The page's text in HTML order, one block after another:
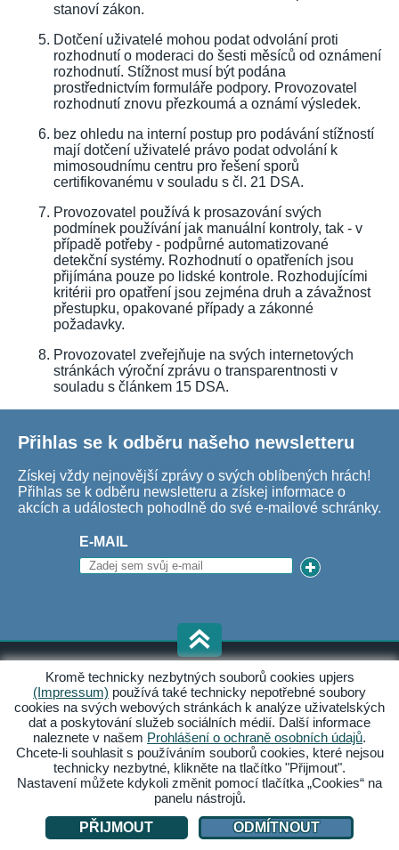
stanoví zákon.
Dotčení uživatelé mohou podat odvolání proti
rozhodnutí o moderaci do šesti měsíců od oznámení
rozhodnutí. Stížnost musí být podána
prostřednictvím formuláře podpory. Provozovatel
rozhodnutí znovu přezkoumá a oznámí výsledek.
bez ohledu na interní postup pro podávání stížností
mají dotčení uživatelé právo podat odvolání k
mimosoudnímu centru pro řešení sporů
certifikovanému v souladu s čl. 21 DSA.
Provozovatel používá k prosazování svých
podmínek používání jak manuální kontroly, tak - v
případě potřeby - podpůrné automatizované
detekční systémy. Rozhodnutí o opatřeních jsou
přijímána pouze po lidské kontrole. Rozhodujícími
kritérii pro opatření jsou zejména druh a závažnost
přestupku, opakované případy a zákonné
požadavky.
Provozovatel zveřejňuje na svých internetových
stránkách výroční zprávu o transparentnosti v
souladu s článkem 15 DSA.
Přihlas se k odběru našeho newsletteru
Získej vždy nejnovější zprávy o svých oblíbených hrách!
Přihlas se k odběru newsletteru a získej informace o
akcích a událostech pohodlně do své e-mailové schránky.
E-MAIL
SLEDUJ NÁS
Příběhy, postřehy a další!
SPOLEČNOST
Kromě technicky nezbytných souborů cookies upjers
(Impressum) používá také technicky nepotřebné soubory
cookies na svých webových stránkách k analýze uživatelských
dat a poskytování služeb sociálních médií. Další informace
naleznete v našem Prohlášení o ochraně osobních údajů.
Chcete-li souhlasit s používáním souborů cookies, které nejsou
technicky nezbytné, klikněte na tlačítko "Přijmout".
Nastavení můžete kdykoli změnit pomocí tlačítka „Cookies“ na
panelu nástrojů.
PŘIJMOUT
ODMÍTNOUT